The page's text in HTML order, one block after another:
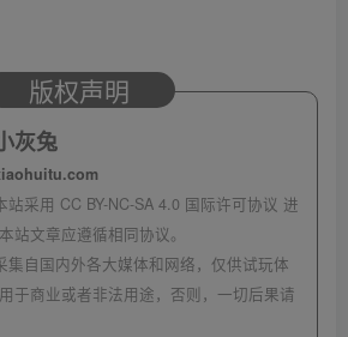
版权声明
灰兔
站采用 CC BY-NC-SA 4.0 国际许可协议 进
站文章应遵循相同协议。
集自国内外各大媒体和网络，仅供试玩体
于商业或者非法用途，否则，一切后果请